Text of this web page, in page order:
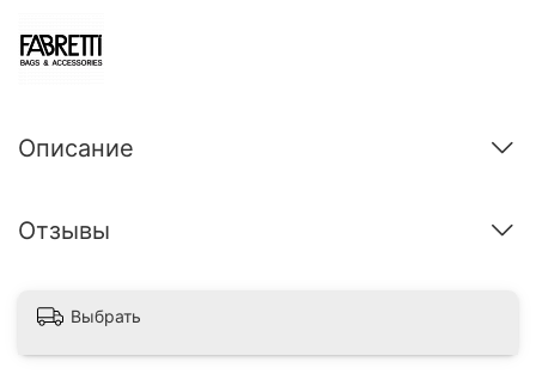
Описание
Отзывы
Выбрать